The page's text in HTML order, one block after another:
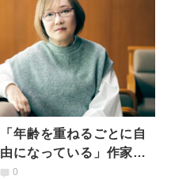
「年齢を重ねるごとに自
由になっている」作家・
窪美澄さんが更年期を経
0